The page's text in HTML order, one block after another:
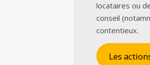
locataires ou
conseil
contentieux.
Les